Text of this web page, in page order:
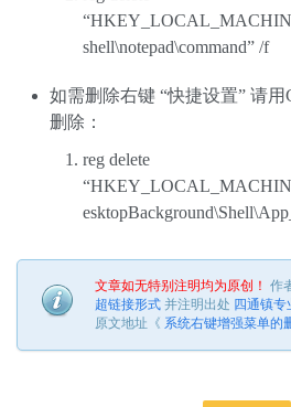
shell\notepad\command” /f
如需删除右键 “快捷设置” 请
删除：
reg delete
文章如无特别注明均为原创！ 作
超链接形式 并注明出处 四通镇
原文地址《 系统右键增强菜单的